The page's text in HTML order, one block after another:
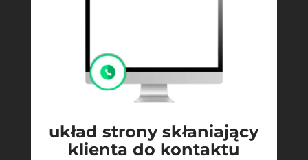
układ strony skłaniający
klienta do kontaktu